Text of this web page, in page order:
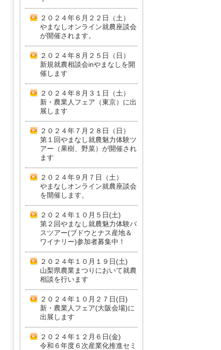
２０２４年６月２２日（土）
やまなしオンライン就農座談会
が開催されます。
２０２４年８月２５日（日）
新規就農相談会inやまなしを開
催します
２０２４年８月３１日（土）
新・農業人フェア（東京）に出
展します
２０２４年７月２８日（日）
第１回やまなし就農魅力体験ツ
アー（果樹、野菜）が開催され
ます
２０２４年９月７日（土）
やまなしオンライン就農座談会
を開催します。
２０２４年１０月５日(土)
第２回やまなし就農魅力体験バ
スツアー(ブドウとナス産地＆
ワイナリー)参加者募集中！
２０２４年１０月１９日(土)
山梨県農業まつりにおいて就農
相談を行います
２０２４年１０月２７日(日)
新・農業人フェア(大阪会場)に
出展します
２０２４年１２月６日(金)
令和６年度６次産業化推進セミ